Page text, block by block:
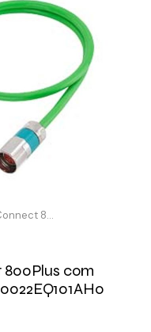
Cabo Sinal Motion Connect 800Plus com Conector 7M Siemens 6FX80022EQ101AH0
com